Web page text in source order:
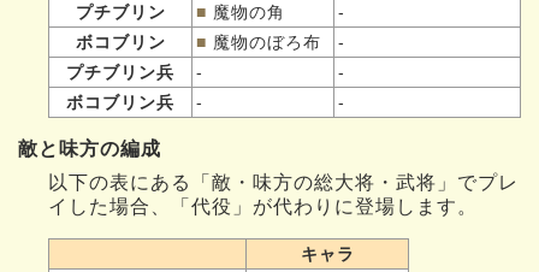
プチブリン
■ 魔物の角
-
ボコブリン
■ 魔物のぼろ布
-
プチブリン兵
-
-
ボコブリン兵
- -
敵と味方の編成
以下の表にある「敵・味方の総大将・武将」でプレ
イした場合、「代役」が代わりに登場します。
キャラ